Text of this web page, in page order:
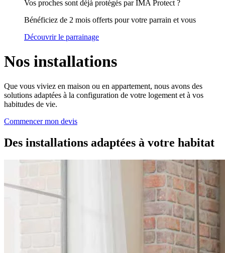
Vos proches sont déjà protégés par IMA Protect ?
Bénéficiez de 2 mois offerts pour votre parrain et vous
Découvrir le parrainage
Nos installations
Que vous viviez en maison ou en appartement, nous avons des
solutions adaptées à la configuration de votre logement et à vos
habitudes de vie.
Commencer mon devis
Des installations adaptées à votre habitat